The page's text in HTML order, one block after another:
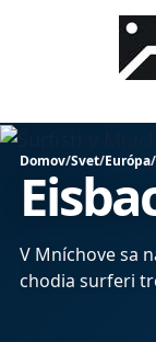
Domov/Svet/Európa/
V Mníchove sa
chodia surferi